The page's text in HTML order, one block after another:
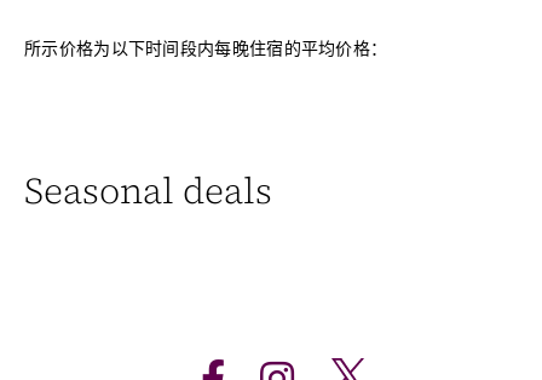
所示价格为以下时间段内每晚住宿的平均价格：
Seasonal deals